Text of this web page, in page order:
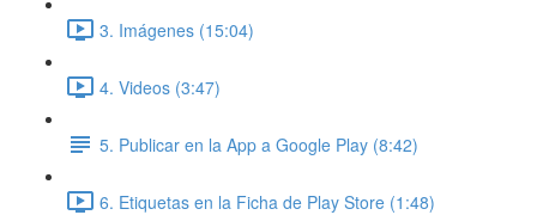
3. Imágenes (15:04)
4. Videos (3:47)
5. Publicar en la App a Google Play (8:42)
6. Etiquetas en la Ficha de Play Store (1:48)